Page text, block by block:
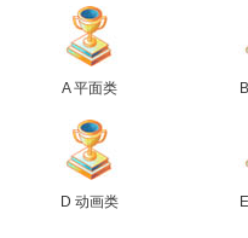
A 平面类
D 动画类